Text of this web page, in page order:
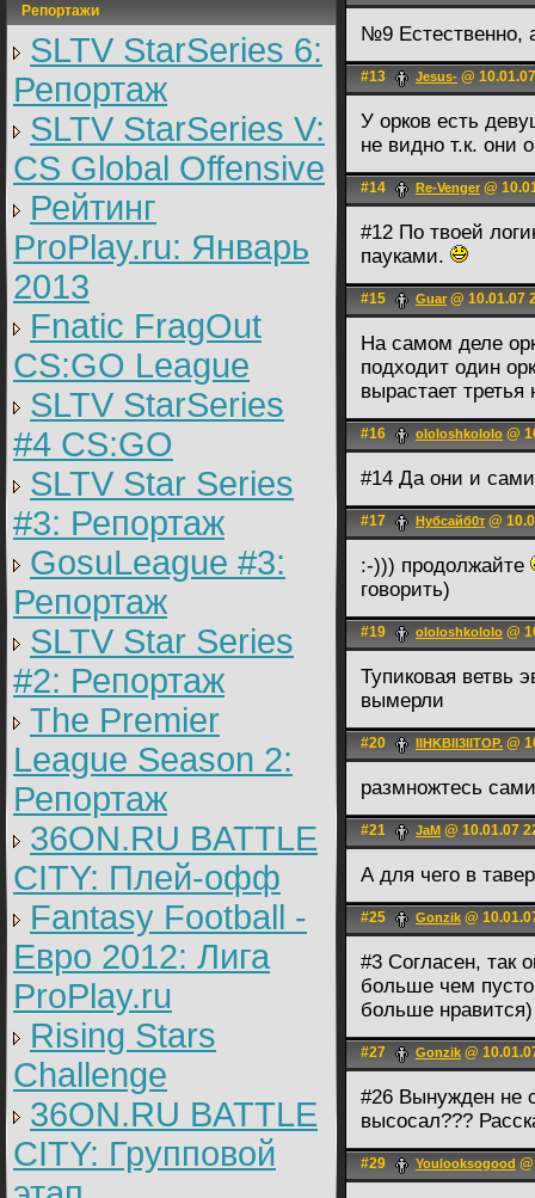
Репортажи
SLTV StarSeries 6:
Репортаж
SLTV StarSeries V:
CS Global Offensive
Рейтинг
ProPlay.ru: Январь
2013
Fnatic FragOut
CS:GO League
SLTV StarSeries
#4 CS:GO
SLTV Star Series
#3: Репортаж
GosuLeague #3:
Репортаж
SLTV Star Series
#2: Репортаж
The Premier
League Season 2:
Репортаж
36ON.RU BATTLE
CITY: Плей-офф
Fantasy Football -
Евро 2012: Лига
ProPlay.ru
Rising Stars
Challenge
36ON.RU BATTLE
CITY: Групповой
№9 Естественно,
#13 Jesus- @
У орков есть
не видно т.к. они
#14 Re-Venger @
#12 По твоей
пауками.
#15 Guar @ 10.01.07
На самом деле
подходит один
вырастает
#16 ololoshkololo @
#14 Да они и
#17 Нубсайб0т @
:-))) продолжайте
говорить)
#19 ololoshkololo @
Тупиковая ветвь
вымерли
#20 IIHKBII3IITOP. @
размножтесь
#21 JaM @ 10.01.07
А для чего в
#25 Gonzik @
#3 Согласен, так
больше чем
больше нравится)
#27 Gonzik @
#26 Вынужден не
высосал???
#29 Youlooksogood